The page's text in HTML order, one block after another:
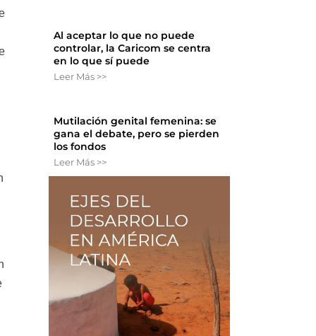
Al aceptar lo que no puede
controlar, la Caricom se centra
en lo que sí puede
Leer Más >>
Mutilación genital femenina: se
gana el debate, pero se pierden
los fondos
Leer Más >>